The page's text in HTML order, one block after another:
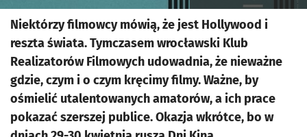
Niektórzy filmowcy mówią, że jest Hollywood i
reszta świata. Tymczasem wrocławski Klub
Realizatorów Filmowych udowadnia, że nieważne
gdzie, czym i o czym kręcimy filmy. Ważne, by
ośmielić utalentowanych amatorów, a ich prace
pokazać szerszej publice. Okazja wkrótce, bo w